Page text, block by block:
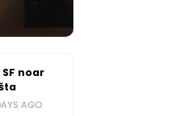
noar
AGO